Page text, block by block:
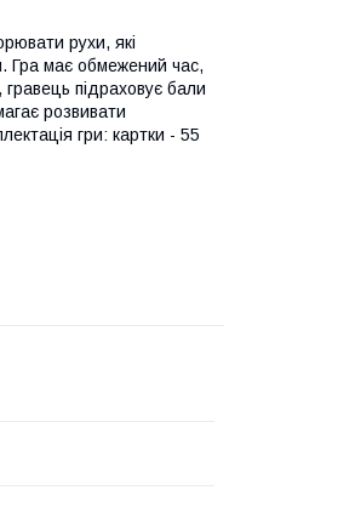
рухи, які
Гра має обмежений час,
підраховує бали
розвивати
гри: картки - 55